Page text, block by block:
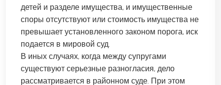
детей и разделе имущества, и имущественные
споры отсутствуют или стоимость имущества не
превышает установленного законом порога, иск
подается в мировой суд.
В иных случаях, когда между супругами
существуют серьезные разногласия, дело
рассматривается в районном суде. При этом